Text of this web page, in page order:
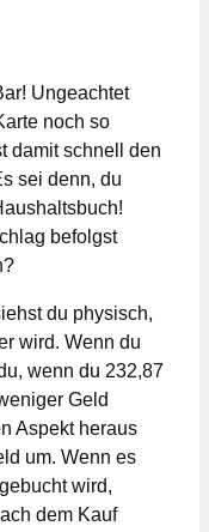
Ungeachtet
noch so
damit schnell den
sei denn, du
befolgst
du physisch,
wird. Wenn du
wenn du 232,87
Geld
Aspekt heraus
um. Wenn es
wird,
dem Kauf